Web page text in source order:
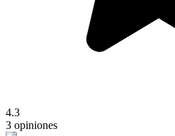
4.3
3 opiniones